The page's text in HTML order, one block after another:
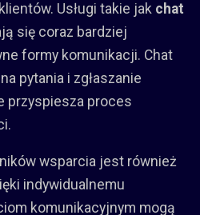
Usługi takie jak chat
się coraz bardziej
formy komunikacji. Chat
pytania i zgłaszanie
przyspiesza proces
wsparcia jest również
indywidualnemu
komunikacyjnym mogą